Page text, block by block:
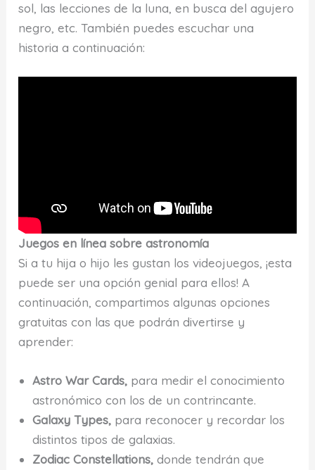
sol, las lecciones de la luna, en busca del agujero
negro, etc. También puedes escuchar una
historia a continuación:
Juegos en línea sobre astronomía
Si a tu hija o hijo les gustan los videojuegos, ¡esta
puede ser una opción genial para ellos! A
continuación, compartimos algunas opciones
gratuitas con las que podrán divertirse y
aprender:
Astro War Cards, para medir el conocimiento
astronómico con los de un contrincante.
Galaxy Types, para reconocer y recordar los
distintos tipos de galaxias.
Zodiac Constellations, donde tendrán que